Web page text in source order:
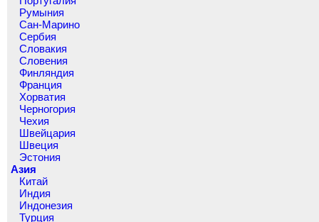
Румыния
Сан-Марино
Сербия
Словакия
Словения
Финляндия
Франция
Хорватия
Черногория
Чехия
Швейцария
Швеция
Эстония
Азия
Китай
Индия
Индонезия
Турция